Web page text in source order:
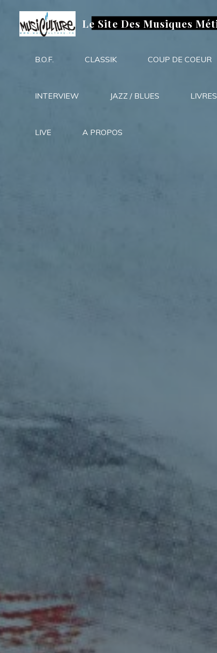
contenu
Le Site Des Musiques
B.O.F. CLASSIK COUP DE COEUR
INTERVIEW JAZZ / BLUES LIVRES
LIVE A PROPOS